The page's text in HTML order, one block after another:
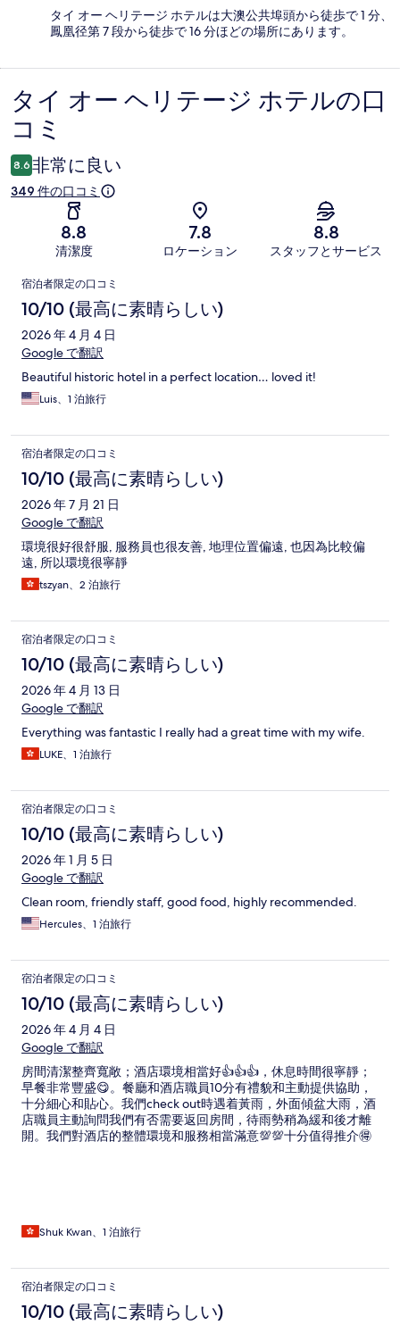
タイ オー ヘリテージ ホテルは大澳公共埠頭から徒歩で 1 分、
鳳凰径第 7 段から徒歩で 16 分ほどの場所にあります。
口
コ
ミ
タイ オー ヘリテージ ホテルの口
コミ
8.6 非常に良い
349 件の口コミ
8.8
清潔度
7.8
ロケーション
8.8
スタッフとサービス
口
コ
ミ
宿泊者限定の口コミ
10/10 (最高に素晴らしい)
2026 年 4 月 4 日
Google で翻訳
Beautiful historic hotel in a perfect location… loved it!
Luis、1 泊旅行
宿泊者限定の口コミ
10/10 (最高に素晴らしい)
2026 年 7 月 21 日
Google で翻訳
環境很好很舒服, 服務員也很友善, 地理位置偏遠, 也因為比較偏
遠, 所以環境很寧靜
tszyan、2 泊旅行
宿泊者限定の口コミ
10/10 (最高に素晴らしい)
2026 年 4 月 13 日
Google で翻訳
Everything was fantastic I really had a great time with my wife.
LUKE、1 泊旅行
宿泊者限定の口コミ
10/10 (最高に素晴らしい)
2026 年 1 月 5 日
Google で翻訳
Clean room, friendly staff, good food, highly recommended.
Hercules、1 泊旅行
宿泊者限定の口コミ
10/10 (最高に素晴らしい)
2026 年 4 月 4 日
Google で翻訳
房間清潔整齊寬敞；酒店環境相當好👍👍👍，休息時間很寧靜；
早餐非常豐盛😋。餐廳和酒店職員10分有禮貌和主動提供協助，
十分細心和貼心。我們check out時遇着黃雨，外面傾盆大雨，酒
店職員主動詢問我們有否需要返回房間，待雨勢稍為緩和後才離
開。我們對酒店的整體環境和服務相當滿意💯💯十分值得推介🉐
Shuk Kwan、1 泊旅行
宿泊者限定の口コミ
10/10 (最高に素晴らしい)